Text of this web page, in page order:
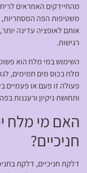
מהחיידקים האחראים
משטיפות הפה המסחריות,
אותם לאופציה עדינה
רגישות.
השימוש במי מלח הוא
פעולה זו פעם או פעמיים
ותחושת ניקיון ורעננות
האם מי מלח
חניכיים?
דלקת חניכיים, דלקת